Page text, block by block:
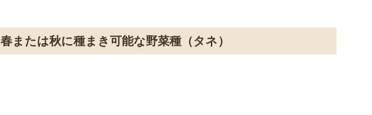
春または秋に種まき可能な野菜種（タネ）